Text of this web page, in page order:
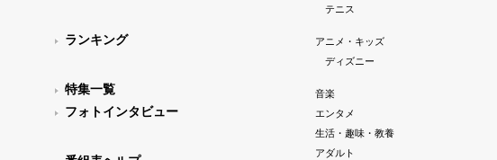
ランキング
特集一覧
フォトインタビュー
テニス
アニメ・キッズ
ディズニー
音楽
エンタメ
生活・趣味・教養
アダルト